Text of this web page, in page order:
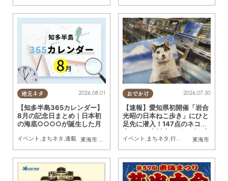
地元ネタ
東海市
,大府市 知多市,東浦町 ,阿久比町,半田市,常滑市
2026.08.01
【知多半島365カレンダー】
8月の記念日まとめ｜日本初
の海底○○○○が誕生した月
イベント , まちネタ ,連載
おでかけ
東海市
2026.07.30
【速報】愛知県初開催「岩合
光昭の日本ねこ歩き」にひと
足先に潜入！147点のネコ写
真と300点以上のグッズに癒
されてきた／ちたまる広告
イベント , まちネタ ,行ってみたレポ